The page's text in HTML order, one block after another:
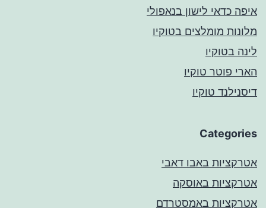
איפה כדאי לישון בנאפולי
מלונות מומלצים בטוקיו
לינה בטוקיו
הארי פוטר טוקיו
דיסנילנד טוקיו
Categories
אטרקציות באבו דאבי
אטרקציות באוסקה
אטרקציות באמסטרדם